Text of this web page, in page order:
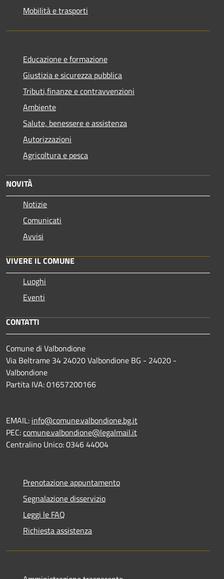
Mobilità e trasporti
Educazione e formazione
Giustizia e sicurezza pubblica
Tributi,finanze e contravvenzioni
Ambiente
Salute, benessere e assistenza
Autorizzazioni
Agricoltura e pesca
NOVITÀ
Notizie
Comunicati
Avvisi
VIVERE IL COMUNE
Luoghi
Eventi
CONTATTI
Comune di Valbondione
Via Beltrame 34 24020 Valbondione BG - 24020 -
Valbondione
Partita IVA: 01657200166
EMAIL: info@comune.valbondione.bg.it
PEC:comune.valbondione@legalmail.it
Centralino Unico: 0346 44004
Prenotazione appuntamento
Segnalazione disservizio
Leggi le FAQ
Richiesta assistenza